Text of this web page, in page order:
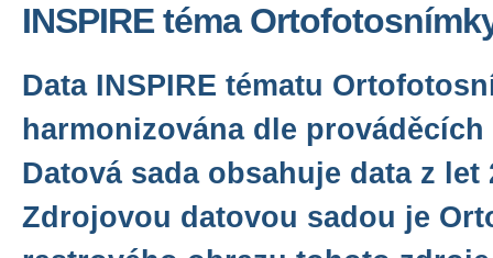
INSPIRE téma
Data INSPIRE tématu
harmonizována dle prováděcích
Datová sada obsahuje data z let
Zdrojovou datovou sadou je